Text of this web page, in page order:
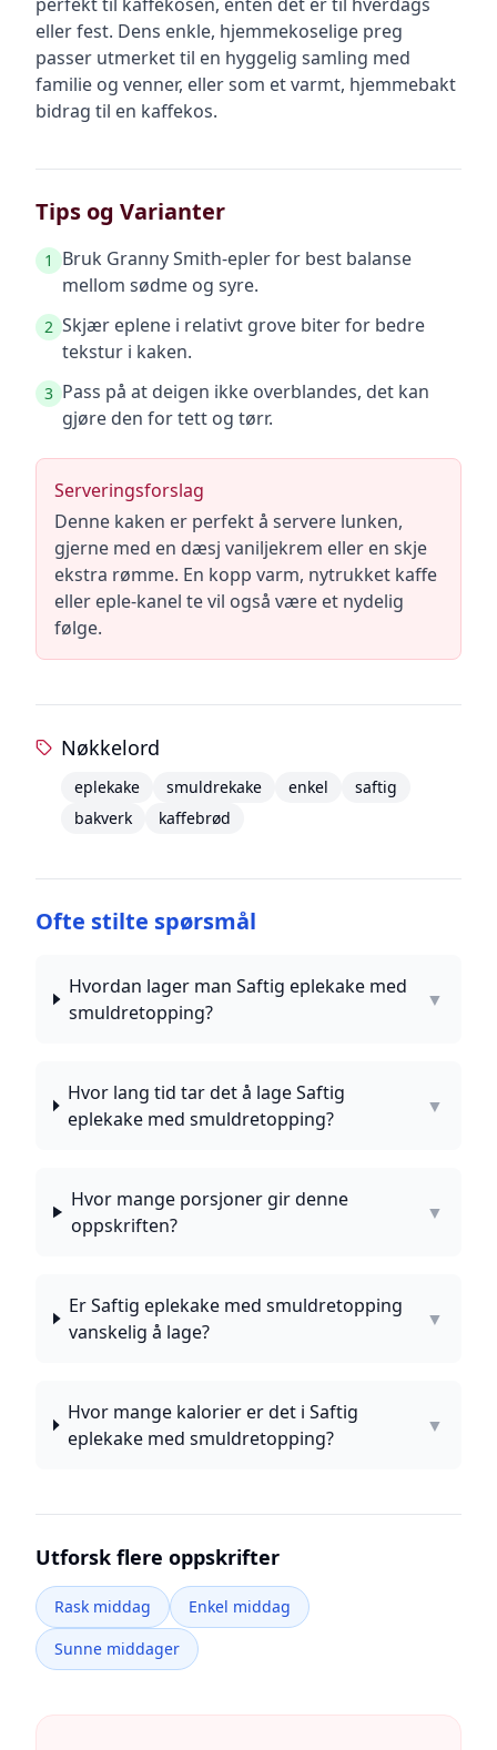
eller fest. Dens enkle, hjemmekoselige preg
passer utmerket til en hyggelig samling med
familie og venner, eller som et varmt, hjemmebakt
bidrag til en kaffekos.
Tips og Varianter
1
Bruk Granny Smith-epler for best balanse
mellom sødme og syre.
2 Skjær eplene i relativt grove biter for bedre
tekstur i kaken.
3 Pass på at deigen ikke overblandes, det kan
gjøre den for tett og tørr.
Serveringsforslag
Denne kaken er perfekt å servere lunken,
gjerne med en dæsj vaniljekrem eller en skje
ekstra rømme. En kopp varm, nytrukket kaffe
eller eple-kanel te vil også være et nydelig
følge.
Nøkkelord
eplekake smuldrekake enkel
saftig
bakverk
kaffebrød
Ofte stilte spørsmål
Hvordan lager man Saftig eplekake med
smuldretopping?
▼
Hvor lang tid tar det å lage Saftig
eplekake med smuldretopping?
▼
Hvor mange porsjoner gir denne
oppskriften?
▼
Er Saftig eplekake med smuldretopping
vanskelig å lage?
▼
Hvor mange kalorier er det i Saftig
eplekake med smuldretopping?
▼
Utforsk flere oppskrifter
Rask middag
Enkel middag
Sunne middager